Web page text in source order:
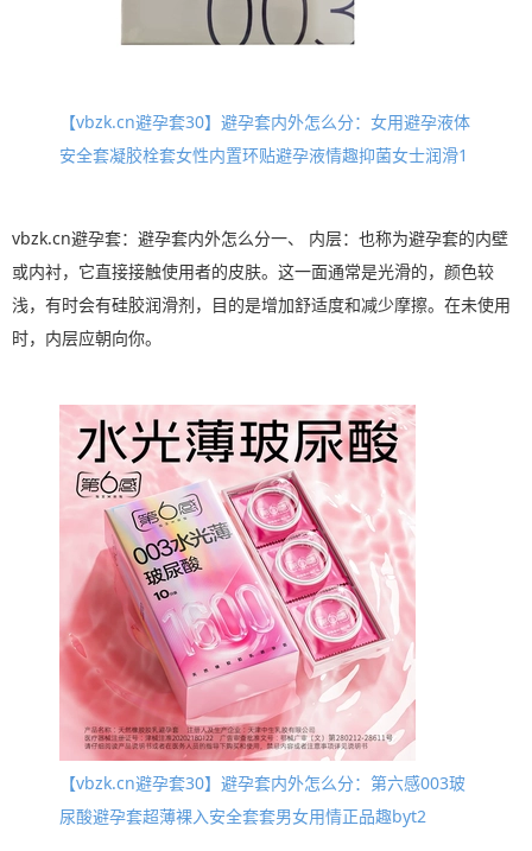
【vbzk.cn避孕套30】避孕套内外怎么分：女用避孕液体
安全套凝胶栓套女性内置环贴避孕液情趣抑菌女士润滑1
vbzk.cn避孕套：避孕套内外怎么分一、 内层：也称为避孕套的内壁
或内衬，它直接接触使用者的皮肤。这一面通常是光滑的，颜色较
浅，有时会有硅胶润滑剂，目的是增加舒适度和减少摩擦。在未使用
时，内层应朝向你。
【vbzk.cn避孕套30】避孕套内外怎么分：第六感003玻
尿酸避孕套超薄裸入安全套套男女用情正品趣byt2